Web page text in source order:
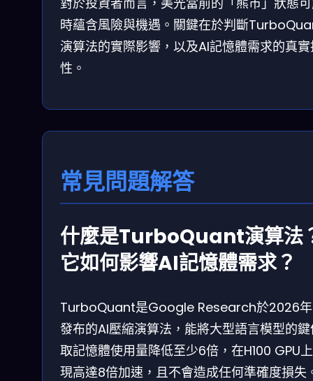
時蘊含風險與機遇。關鍵在於判斷
演算法的實際影響，以及AI記憶體需求的真
性。
常見問題解答
什麼是TurboQuant演算法
它如何影響AI記憶體需求？
TurboQuant是Google Research於2026
發布的AI壓縮演算法，能將大型語言模型的
取記憶體使用量降低至少6倍，在H100 GPU
現高達8倍加速，且不會造成任何準確度損失